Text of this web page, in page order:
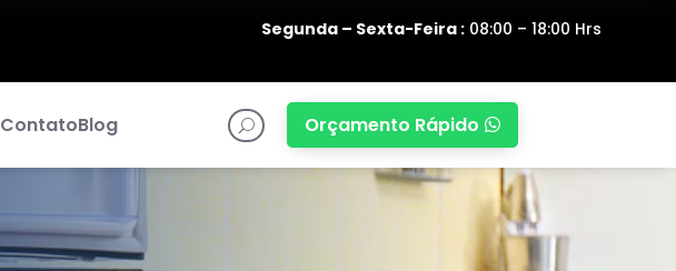
Segunda – Sexta-Feira :08:00 – 18:00 Hrs
ContatoBlog U Orçamento Rápido 